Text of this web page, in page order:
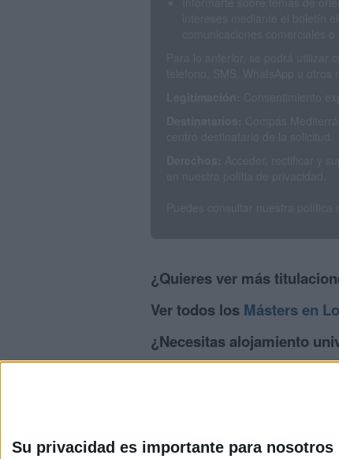
Su privacidad es importante para nosotros
¿Quieres ver más
Ver todos los Másters en
¿Necesitas alojamiento
>> Residencias de estudiantes y